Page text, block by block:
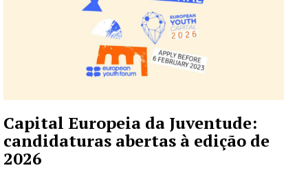
Capital Europeia da Juventude:
candidaturas abertas à edição de
2026